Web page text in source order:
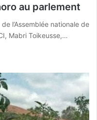
au parlement
l’Assemblée nationale de
Mabri Toikeusse,…